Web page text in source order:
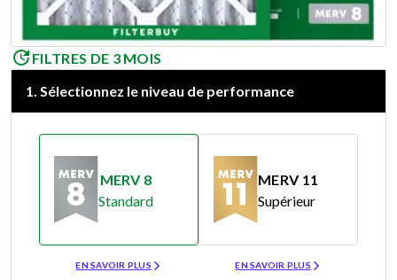
FILTRES DE 3 MOIS
1. Sélectionnez le niveau de performance
MERV 8
Standard
EN SAVOIR PLUS
MERV 11
Supérieur
EN SAVOIR PLUS